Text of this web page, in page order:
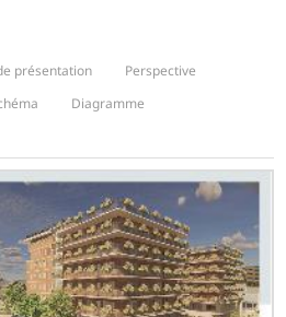
présentation
Perspective
Diagramme